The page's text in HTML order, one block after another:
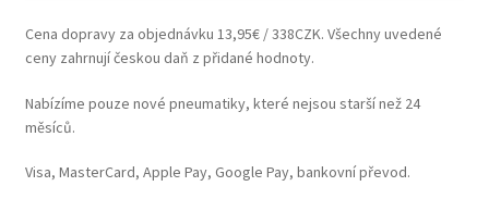
Cena dopravy za objednávku 13,95€ / 338CZK. Všechny uvedené
ceny zahrnují českou daň z přidané hodnoty.
Nabízíme pouze nové pneumatiky, které nejsou starší než 24
měsíců.
Visa, MasterCard, Apple Pay, Google Pay, bankovní převod.